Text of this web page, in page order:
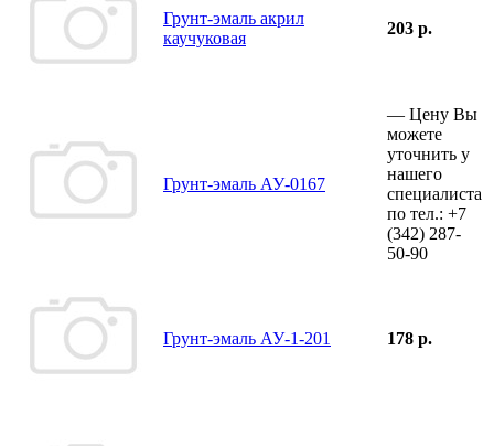
Грунт-эмаль акрил
каучуковая
203 р.
Грунт-эмаль АУ-0167
— Цену Вы
можете
уточнить у
нашего
специалиста
по тел.: +7
(342) 287-
50-90
Грунт-эмаль АУ-1-201 178 р.